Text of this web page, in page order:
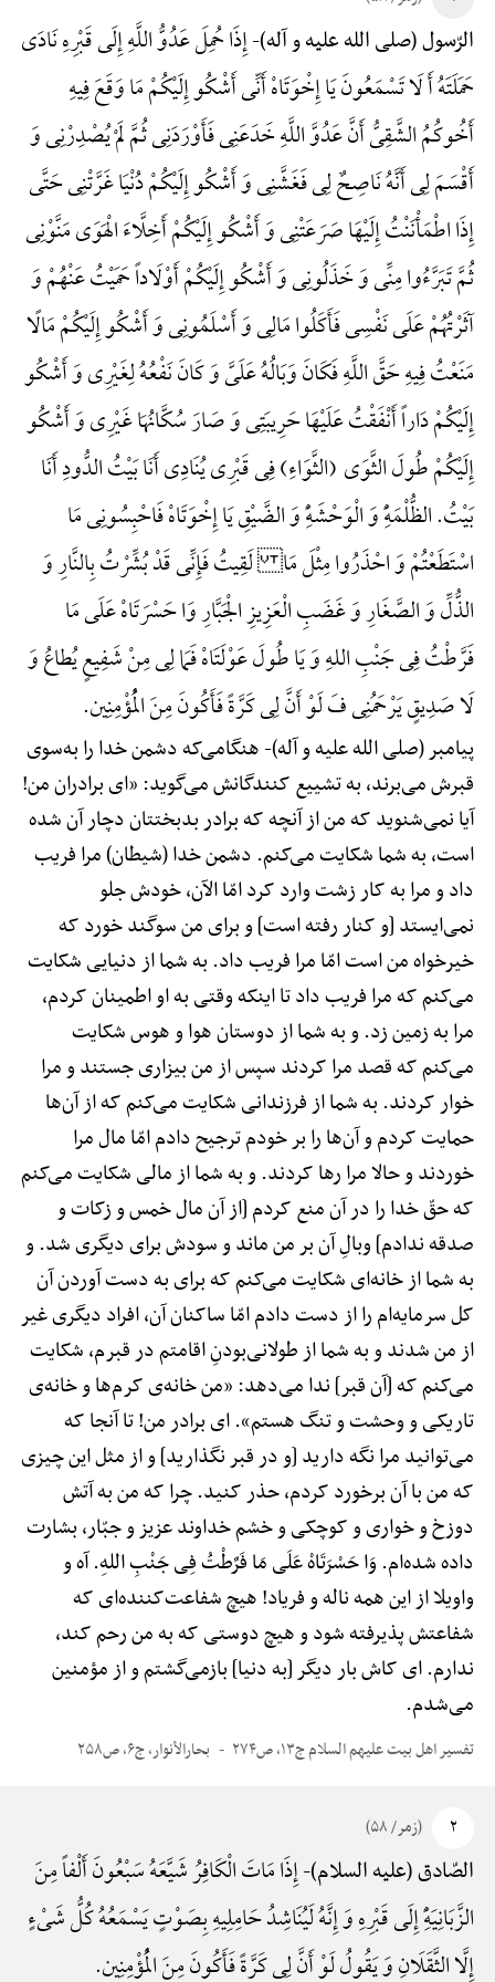
الرّسول (صلی الله علیه و آله)-إِذَا حُمِلَ عَدُوُّ اللَّهِ إِلَی قَبْرِهِ نَادَی
حَمَلَتَهُ أَ لَا تَسْمَعُونَ یَا إِخْوَتَاهْ أَنِّی أَشْکُو إِلَیْکُمْ مَا وَقَعَ فِیهِ
أَخُوکُمُ الشَّقِیُّ أَنَّ عَدُوَّ اللَّهِ خَدَعَنِی فَأَوْرَدَنِی ثُمَّ لَمْ یُصْدِرْنِی وَ
أَقْسَمَ لِی أَنَّهُ نَاصِحٌ لِی فَغَشَّنِی وَ أَشْکُو إِلَیْکُمْ دُنْیَا غَرَّتْنِی حَتَّی
إِذَا اطْمَأْنَنْتُ إِلَیْهَا صَرَعَتْنِی وَ أَشْکُو إِلَیْکُمْ أَخِلَّاءَ الْهَوَی مَنَّوْنِی
ثُمَّ تَبَرَّءُوا مِنِّی وَ خَذَلُونِی وَ أَشْکُو إِلَیْکُمْ أَوْلَاداً حَمَیْتُ عَنْهُمْ وَ
آثَرْتُهُمْ عَلَی نَفْسِی فَأَکَلُوا مَالِی وَ أَسْلَمُونِی وَ أَشْکُو إِلَیْکُمْ مَالًا
مَنَعْتُ فِیهِ حَقَّ اللَّهِ فَکَانَ وَبَالُهُ عَلَیَّ وَ کَانَ نَفْعُهُ لِغَیْرِی وَ أَشْکُو
إِلَیْکُمْ دَاراً أَنْفَقْتُ عَلَیْهَا حَرِیبَتِی وَ صَارَ سُکَّانُهَا غَیْرِی وَ أَشْکُو
إِلَیْکُمْ طُولَ الثَّوَی (الثَّوَاءِ) فِی قَبْرِی یُنَادِی أَنَا بَیْتُ الدُّودِ أَنَا
بَیْتُ. الظُّلْمَهًِْ وَ الْوَحْشَهًِْ وَ الضَّیْقِ یَا إِخْوَتَاهْ فَاحْبِسُونِی مَا
اسْتَطَعْتُمْ وَ احْذَرُوا مِثْلَ مَا لَقِیتُ فَإِنِّی قَدْ بُشِّرْتُ بِالنَّارِ وَ
الذُّلِّ وَ الصَّغَارِ وَ غَضَبِ الْعَزِیزِ الْجَبَّارِ وَا حَسْرَتَاهْ عَلَی مَا
فَرَّطْتُ فِی جَنْبِ اللهِ وَ یَا طُولَ عَوْلَتَاهْ فَمَا لِی مِنْ شَفِیعٍ یُطاعُ وَ
لَا صَدِیقٍ یَرْحَمُنِی فَ لَوْ أَنَّ لِی کَرَّةً فَأَکُونَ مِنَ الْمُؤْمِنِین.
پیامبر (صلی الله علیه و آله)-هنگامی‌که دشمن خدا را به‌سوی
قبرش می‌برند، به تشییع کنندگانش می‌گوید: «ای برادران من!
آیا نمی‌شنوید که من از آنچه که برادر بدبختتان دچار آن شده
است، به شما شکایت می‌کنم. دشمن خدا (شیطان) مرا فریب
داد و مرا به کار زشت وارد کرد امّا الآن، خودش جلو
نمی‌ایستد [و کنار رفته است] و برای من سوگند خورد که
خیرخواه من است امّا مرا فریب داد. به شما از دنیایی شکایت
می‌کنم که مرا فریب داد تا اینکه وقتی به او اطمینان کردم،
مرا به زمین زد. و به شما از دوستان هوا و هوس شکایت
می‌کنم که قصد مرا کردند سپس از من بیزاری جستند و مرا
خوار کردند. به شما از فرزندانی شکایت می‌کنم که از آن‌ها
حمایت کردم و آن‌ها را بر خودم ترجیح دادم امّا مال مرا
خوردند و حالا مرا رها کردند. و به شما از مالی شکایت می‌کنم
که حقّ خدا را در آن منع کردم [از آن مال خمس و زکات و
صدقه ندادم] وبالِ آن بر من ماند و سودش برای دیگری شد. و
به شما از خانه‌ای شکایت می‌کنم که برای به دست آوردن آن
کل سرمایه‌ام را از دست دادم امّا ساکنان آن، افراد دیگری غیر
از من شدند و به شما از طولانی‌بودنِ اقامتم در قبرم، شکایت
می‌کنم که [آن قبر] ندا می‌دهد: «من خانه‌ی کرم‌ها و خانه‌ی
تاریکی و وحشت و تنگ هستم». ای برادر من! تا آنجا که
می‌توانید مرا نگه دارید [و در قبر نگذارید] و از مثل این چیزی
که من با آن برخورد کردم، حذر کنید. چرا که من به آتش
دوزخ و خواری و کوچکی و خشم خداوند عزیز و جبّار، بشارت
داده شده‌ام. وَا حَسْرَتَاهْ عَلَی مَا فَرَّطْتُ فِی جَنْبِ اللهِ. آه و
واویلا از این همه ناله و فریاد! هیچ شفاعت‌کننده‌ای که
شفاعتش پذیرفته شود و هیچ دوستی که به من رحم کند،
ندارم. ای کاش بار دیگر [به دنیا] بازمی‌گشتم و از مؤمنین
می‌شدم.
تفسیر اهل بیت علیهم السلام ج۱۳، ص۲۷۴ بحارالأنوار، ج۶، ص۲۵۸
۲ (زمر/ ۵۸)
الصّادق (علیه السلام)-إِذَا مَاتَ الْکَافِرُ شَیَّعَهُ سَبْعُونَ أَلْفاً مِنَ
الزَّبَانِیَهًِْ إِلَی قَبْرِهِ وَ إِنَّهُ لَیُنَاشِدُ حَامِلِیهِ بِصَوْتٍ یَسْمَعُهُ کُلُّ شَیْءٍ
إِلَّا الثَّقَلَانِ وَ یَقُولُ لَوْ أَنَّ لِی کَرَّةً فَأَکُونَ مِنَ الْمُؤْمِنِین.